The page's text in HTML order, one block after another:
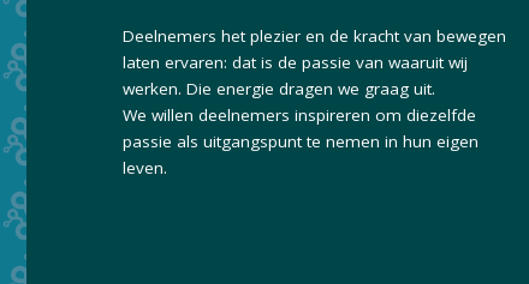
Deelnemers het plezier en de kracht van bewegen
laten ervaren: dat is de passie van waaruit wij
werken. Die energie dragen we graag uit.
We willen deelnemers inspireren om diezelfde
passie als uitgangspunt te nemen in hun eigen
leven.